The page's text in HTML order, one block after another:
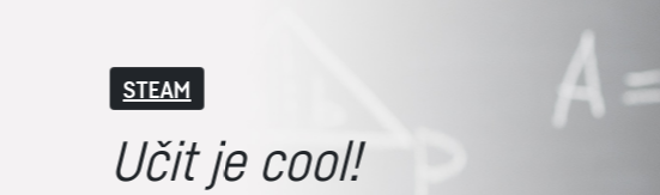
Stipendia a vědci
Lákáme na jižní